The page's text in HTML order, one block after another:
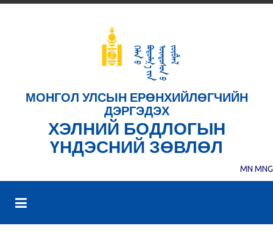
МОНГОЛ УЛСЫН ЕРӨНХИЙЛӨГЧИЙН
ДЭРГЭДЭХ
ХЭЛНИЙ БОДЛОГЫН
ҮНДЭСНИЙ ЗӨВЛӨЛ
MN MNG